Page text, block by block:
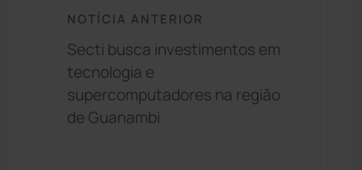
NOTÍCIA ANTERIOR
Secti busca investimentos em
tecnologia e
supercomputadores na região
de Guanambi